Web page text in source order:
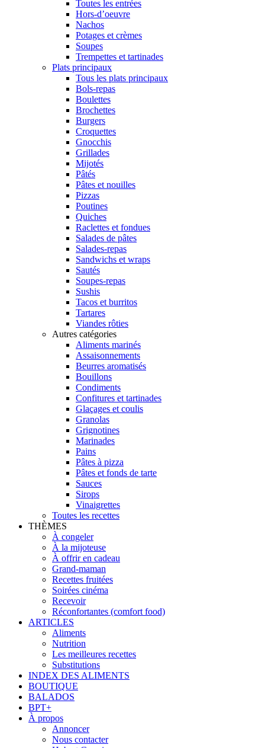
Toutes les entrées
Hors-d’oeuvre
Nachos
Potages et crèmes
Soupes
Trempettes et tartinades
Plats principaux
Tous les plats principaux
Bols-repas
Boulettes
Brochettes
Burgers
Croquettes
Gnocchis
Grillades
Mijotés
Pâtés
Pâtes et nouilles
Pizzas
Poutines
Quiches
Raclettes et fondues
Salades de pâtes
Salades-repas
Sandwichs et wraps
Sautés
Soupes-repas
Sushis
Tacos et burritos
Tartares
Viandes rôties
Autres catégories
Aliments marinés
Assaisonnements
Beurres aromatisés
Bouillons
Condiments
Confitures et tartinades
Glaçages et coulis
Granolas
Grignotines
Marinades
Pains
Pâtes à pizza
Pâtes et fonds de tarte
Sauces
Sirops
Vinaigrettes
Toutes les recettes
THÈMES
À congeler
À la mijoteuse
À offrir en cadeau
Grand-maman
Recettes fruitées
Soirées cinéma
Recevoir
Réconfortantes (comfort food)
ARTICLES
Aliments
Nutrition
Les meilleures recettes
Substitutions
INDEX DES ALIMENTS
BOUTIQUE
BALADOS
BPT+
À propos
Annoncer
Nous contacter